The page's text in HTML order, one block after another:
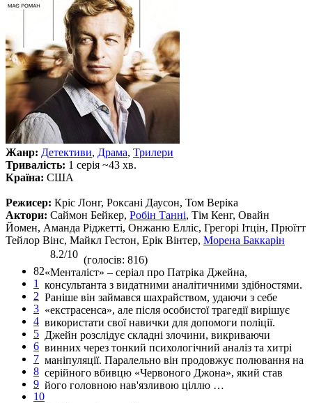
Жанр: Детективи, Драма, Трилери
Тривалість: 1 серія ~43 хв.
Країна: США
Режисер: Кріс Лонг, Роксані Даусон, Том Веріка
Актори: Саймон Бейкер, Робін Танні, Тім Кенг, Овайн
Йомен, Аманда Ріджетті, Онжаню Елліс, Грегорі Ітцін, Прюїтт
Тейлор Вінс, Майкл Гестон, Ерік Вінтер, Морена Баккарін
82
1
2
3
4
5
6
7
8
9
10
8.2/10 (голосів: 816)
«Менталіст» – серіал про Патріка Джейна,
консультанта з видатними аналітичними здібностями.
Раніше він займався шахрайством, удаючи з себе
«екстрасенса», але після особистої трагедії вирішує
використати свої навички для допомоги поліції.
Джейн розслідує складні злочини, викриваючи
винних через тонкий психологічний аналіз та хитрі
маніпуляції. Паралельно він продовжує полювання на
серійного вбивцю «Червоного Джона», який став
його головною нав'язливою ціллю …